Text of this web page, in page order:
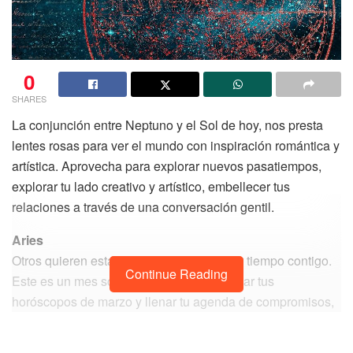
0
SHARES
La conjunción entre Neptuno y el Sol de hoy, nos presta
lentes rosas para ver el mundo con inspiración romántica y
artística. Aprovecha para explorar nuevos pasatiempos,
explorar tu lado creativo y artístico, embellecer tus
relaciones a través de una conversación gentil.
Aries
Otros quieren estar cerca de ti y compartir tiempo contigo.
Este es un mes social, perfecto para revisar tus
horóscopos de marzo y llenar tu agenda de compromisos,
Continue Reading